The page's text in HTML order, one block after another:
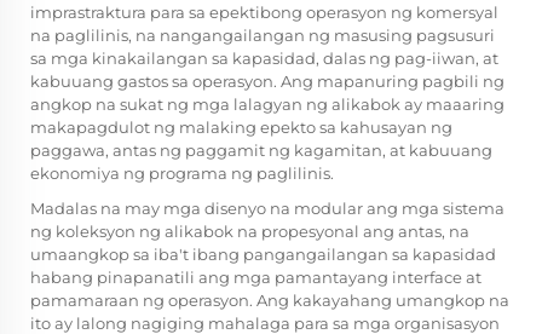
imprastraktura para sa epektibong operasyon ng komersyal
na paglilinis, na nangangailangan ng masusing pagsusuri
sa mga kinakailangan sa kapasidad, dalas ng pag-iiwan, at
kabuuang gastos sa operasyon. Ang mapanuring pagbili ng
angkop na sukat ng mga lalagyan ng alikabok ay maaaring
makapagdulot ng malaking epekto sa kahusayan ng
paggawa, antas ng paggamit ng kagamitan, at kabuuang
ekonomiya ng programa ng paglilinis.
Madalas na may mga disenyo na modular ang mga sistema
ng koleksyon ng alikabok na propesyonal ang antas, na
umaangkop sa iba't ibang pangangailangan sa kapasidad
habang pinapanatili ang mga pamantayang interface at
pamamaraan ng operasyon. Ang kakayahang umangkop na
ito ay lalong nagiging mahalaga para sa mga organisasyon